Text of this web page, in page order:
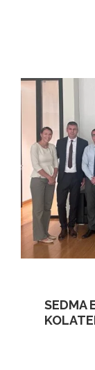
SEDMA